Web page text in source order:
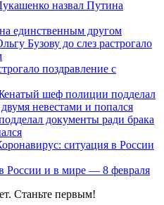
единственным другом
поздравление с
документы ради брака
России и в мире — 8 февраля
Станьте первым!